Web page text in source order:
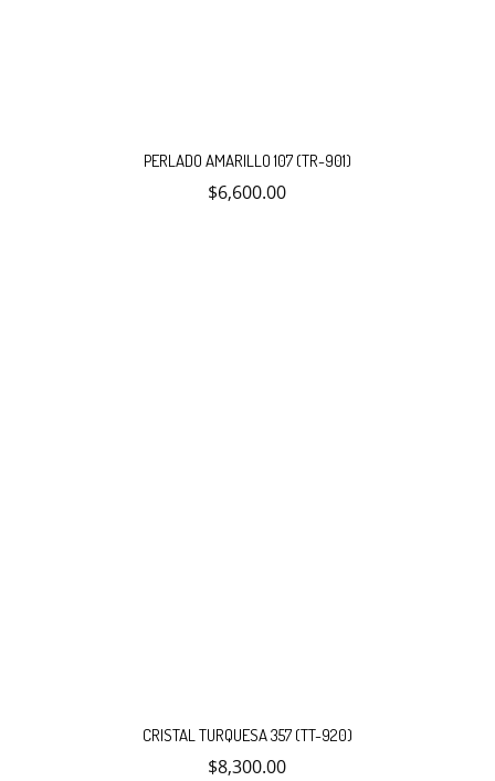
PERLADO AMARILLO 107 (TR-901)
$6,600.00
CRISTAL TURQUESA 357 (TT-920)
$8,300.00